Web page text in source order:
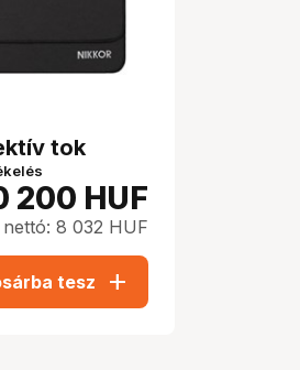
tok
200 HUF
nettó: 8 032 HUF
tesz add